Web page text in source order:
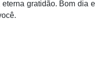
gratidão. Bom dia e